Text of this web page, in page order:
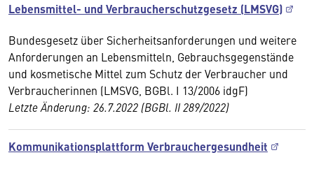
Lebensmittel- und Verbraucherschutzgesetz (LMSVG)
Bundesgesetz über Sicherheitsanforderungen und weitere
Anforderungen an Lebensmitteln, Gebrauchsgegenstände
und kosmetische Mittel zum Schutz der Verbraucher und
Verbraucherinnen (LMSVG, BGBl. I 13/2006 idgF)
Letzte Änderung: 26.7.2022 (BGBl. II 289/2022)
Kommunikationsplattform Verbrauchergesundheit